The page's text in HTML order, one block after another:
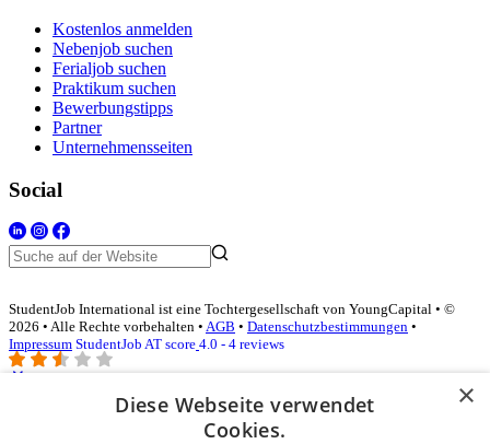
Kostenlos anmelden
Nebenjob suchen
Ferialjob suchen
Praktikum suchen
Bewerbungstipps
Partner
Unternehmensseiten
Social
StudentJob International ist eine Tochtergesellschaft von YoungCapital • ©
2026 • Alle Rechte vorbehalten • AGB • Datenschutzbestimmungen •
Impressum StudentJob AT score 4.0 - 4 reviews
Login für Unternehmen
×
Diese Webseite verwendet
Cookies.